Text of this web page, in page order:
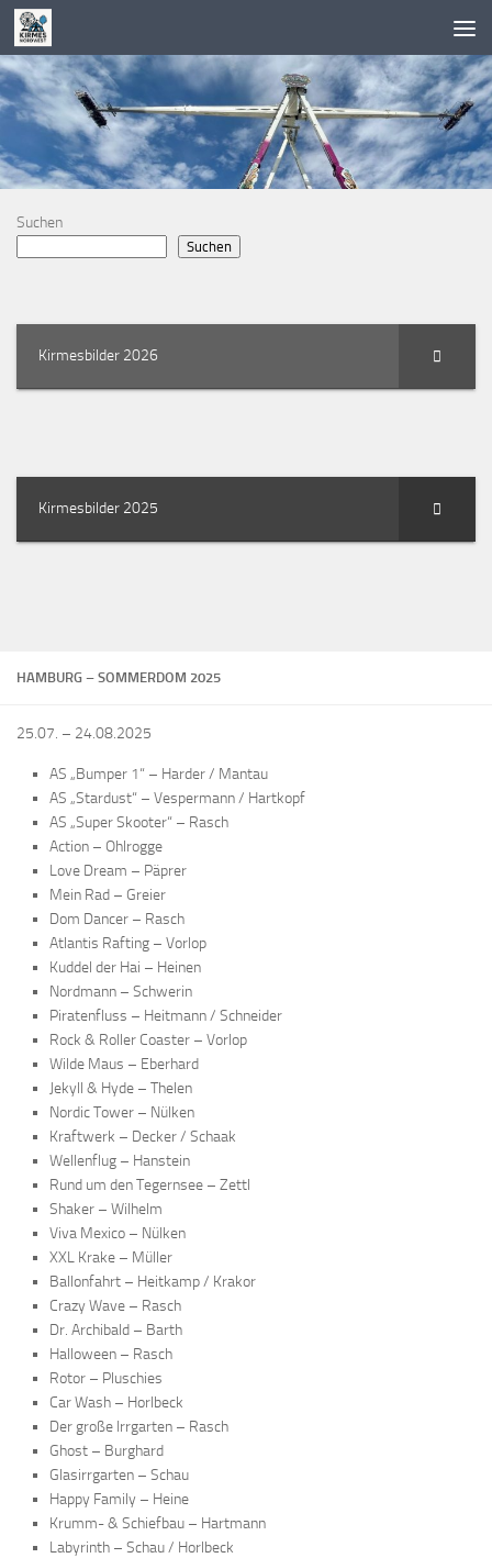
Zum Inhalt springen
HAMBURG – SOMMERDOM 2025
25.07. – 24.08.2025
AS „Bumper 1“ – Harder / Mantau
AS „Stardust“ – Vespermann / Hartkopf
AS „Super Skooter“ – Rasch
Action – Ohlrogge
Love Dream – Päprer
Mein Rad – Greier
Dom Dancer – Rasch
Atlantis Rafting – Vorlop
Kuddel der Hai – Heinen
Nordmann – Schwerin
Piratenfluss – Heitmann / Schneider
Rock & Roller Coaster – Vorlop
Wilde Maus – Eberhard
Jekyll & Hyde – Thelen
Nordic Tower – Nülken
Kraftwerk – Decker / Schaak
Wellenflug – Hanstein
Rund um den Tegernsee – Zettl
Shaker – Wilhelm
Viva Mexico – Nülken
XXL Krake – Müller
Ballonfahrt – Heitkamp / Krakor
Crazy Wave – Rasch
Dr. Archibald – Barth
Halloween – Rasch
Rotor – Pluschies
Car Wash – Horlbeck
Der große Irrgarten – Rasch
Ghost – Burghard
Glasirrgarten – Schau
Happy Family – Heine
Krumm- & Schiefbau – Hartmann
Labyrinth – Schau / Horlbeck
Suchen
Suchen
Kirmesbilder 2026
Kirmesbilder 2025